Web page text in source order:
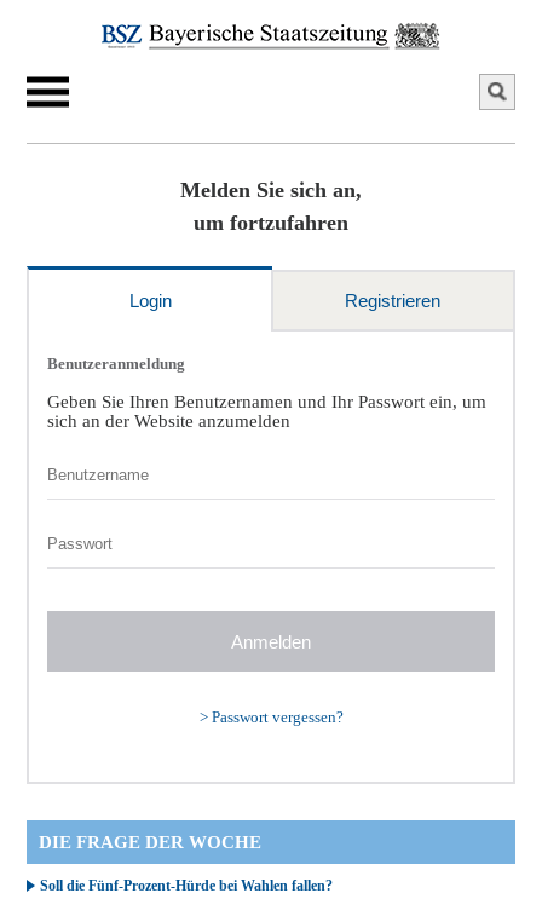
Melden Sie sich an,
um fortzufahren
Login Registrieren
Benutzeranmeldung
Geben Sie Ihren Benutzernamen und Ihr Passwort ein, um
sich an der Website anzumelden
> Passwort vergessen?
DIE FRAGE DER WOCHE
Soll die Fünf-Prozent-Hürde bei Wahlen fallen?